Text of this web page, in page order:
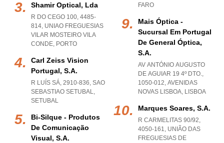
Shamir Optical, Lda
R DO CEGO 100, 4485-
814, UNIAO FREGUESIAS
VILAR MOSTEIRO VILA
CONDE, PORTO
Carl Zeiss Vision
Portugal, S.a.
R LUÍS SÁ, 2910-836, SAO
SEBASTIAO SETUBAL,
SETUBAL
Bi-Silque - Produtos
De Comunicação
Visual, S.a.
FARO
Mais Óptica -
Sucursal Em Portugal
De General Óptica,
S.a.
AV ANTÓNIO AUGUSTO
DE AGUIAR 19 4º DTO.,
1050-012, AVENIDAS
NOVAS LISBOA, LISBOA
Marques Soares, S.a.
R CARMELITAS 90/92,
4050-161, UNIÃO DAS
FREGUESIAS DE